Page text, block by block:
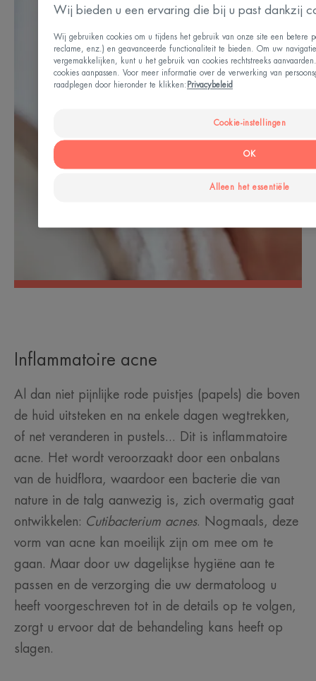
Inflammatoire acne
Al dan niet pijnlijke rode puistjes (papels) die boven
de huid uitsteken en na enkele dagen wegtrekken,
of net veranderen in pustels... Dit is inflammatoire
acne. Het wordt veroorzaakt door een onbalans
van de huidflora, waardoor een bacterie die van
nature in de talg aanwezig is, zich overmatig gaat
ontwikkelen: Cutibacterium acnes. Nogmaals, deze
vorm van acne kan moeilijk zijn om mee om te
gaan. Maar door uw dagelijkse hygiëne aan te
passen en de verzorging die uw dermatoloog u
heeft voorgeschreven tot in de details op te volgen,
zorgt u ervoor dat de behandeling kans heeft op
slagen.
Wij bieden u een ervaring die bij u past dankzij
Wij gebruiken cookies om u tijdens het gebruik van onze site een betere
reclame, enz.) en geavanceerde functionaliteit te bieden. Om uw
vergemakkelijken, kunt u het gebruik van cookies rechtstreeks
cookies aanpassen. Voor meer informatie over de verwerking van
raadplegen door hieronder te klikken: Privacybeleid
Cookie-instellingen
Alleen het essentiële
OK